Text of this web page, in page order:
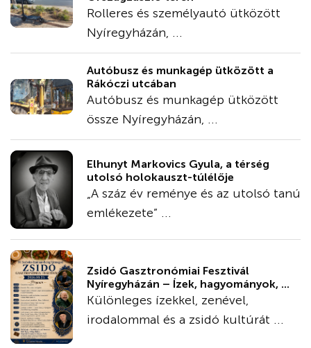
Rolleres és személyautó ütközött
Nyíregyházán, ...
Autóbusz és munkagép ütközött a
Rákóczi utcában
Autóbusz és munkagép ütközött
össze Nyíregyházán, ...
Elhunyt Markovics Gyula, a térség
utolsó holokauszt-túlélője
„A száz év reménye és az utolsó tanú
emlékezete” ...
Zsidó Gasztronómiai Fesztivál
Nyíregyházán – Ízek, hagyományok, ...
Különleges ízekkel, zenével,
irodalommal és a zsidó kultúrát ...